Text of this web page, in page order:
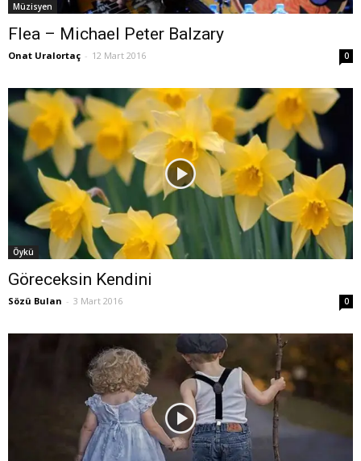
Müzisyen
Flea – Michael Peter Balzary
Onat Uralortaç - 12 Mart 2016 0
Öykü
Göreceksin Kendini
Sözü Bulan - 3 Mart 2016 0